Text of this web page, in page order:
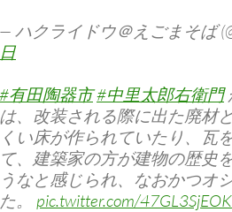
— ハクライドウ＠えごまそば
日
#有田陶器市#中里太郎右衛門
は、改装される際に出た廃材
くい床が作られていたり、瓦
て、建築家の方が建物の歴史
うなと感じられ、なおかつオ
た。 pic.twitter.com/47GL3SjEOK